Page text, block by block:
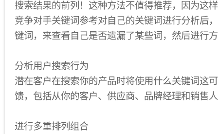
搜索结果的前列！这种方法不值得推荐，因为这
竞争对手关键词参考对自己的关键词进行分析后
键词，来查看自己是否遗漏了某些词，然后进行
分析用户搜索行为
潜在客户在搜索你的产品时将使用什么关键词这
馈，包括从你的客户、供应商、品牌经理和销售
进行多重排列组合